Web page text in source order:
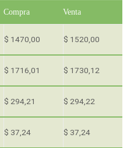
Compra Venta
$ 1470,00 $ 1520,00
$ 1716,01 $ 1730,12
$ 294,21 $ 294,22
$ 37,24 $ 37,24